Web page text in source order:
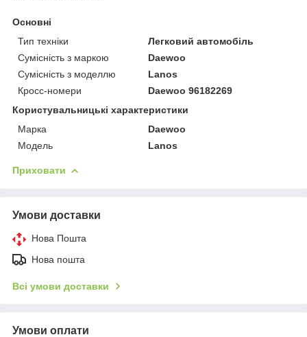
Основні
Тип техніки
Легковий автомобіль
Сумісність з маркою
Daewoo
Сумісність з моделлю
Lanos
Кросс-номери
Daewoo 96182269
Користувальницькі характеристики
Марка
Daewoo
Модель
Lanos
Приховати
Умови доставки
Нова Пошта
Нова пошта
Всі умови доставки
Умови оплати